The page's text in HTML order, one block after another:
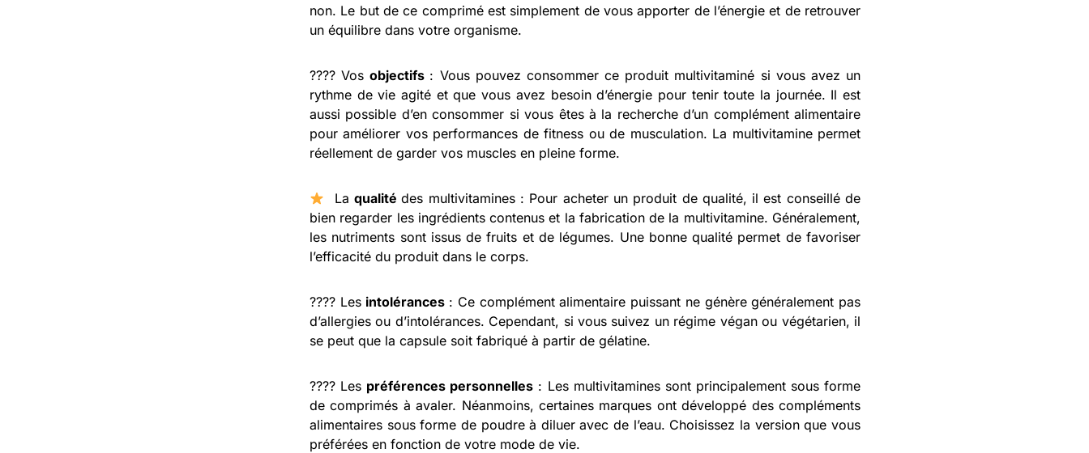
non. Le but de ce comprimé est simplement de vous apporter de l’énergie et de retrouver
un équilibre dans votre organisme.
???? Vosobjectifs : Vous pouvez consommer ce produit multivitaminé si vous avez un
rythme de vie agité et que vous avez besoin d’énergie pour tenir toute la journée. Il est
aussi possible d’en consommer si vous êtes à la recherche d’un complément alimentaire
pour améliorer vos performances de fitness ou de musculation. La multivitamine permet
réellement de garder vos muscles en pleine forme.
Laqualitédes multivitamines : Pour acheter un produit de qualité, il est conseillé de
bien regarder les ingrédients contenus et la fabrication de la multivitamine. Généralement,
les nutriments sont issus de fruits et de légumes. Une bonne qualité permet de favoriser
l’efficacité du produit dans le corps.
???? Les intolérances : Ce complément alimentaire puissant ne génère généralement pas
d’allergies ou d’intolérances. Cependant, si vous suivez un régime végan ou végétarien, il
se peut que la capsule soit fabriqué à partir de gélatine.
???? Les préférences personnelles : Les multivitamines sont principalement sous forme
de comprimés à avaler. Néanmoins, certaines marques ont développé des compléments
alimentaires sous forme de poudre à diluer avec de l’eau. Choisissez la version que vous
préférées en fonction de votre mode de vie.